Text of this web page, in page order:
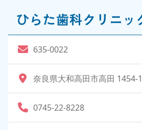
ひらた歯科クリニッ
635-0022
奈良県大和高田市高田 1454-1
0745-22-8228